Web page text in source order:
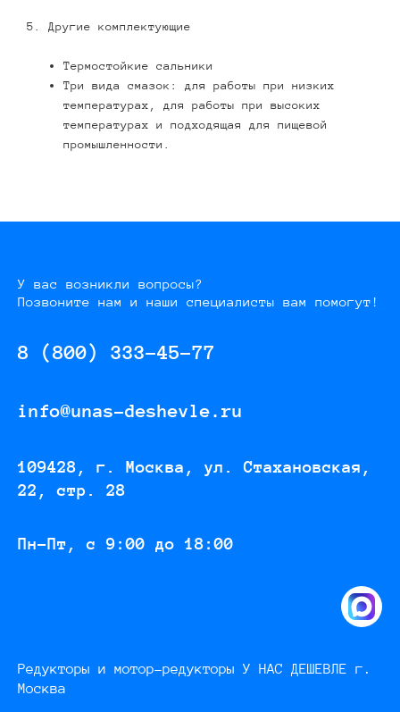
5. Другие комплектующие
Термостойкие сальники
Три вида смазок: для работы при низких
температурах, для работы при высоких
температурах и подходящая для пищевой
промышленности.
У вас возникли вопросы?
Позвоните нам и наши специалисты вам помогут!
8 (800) 333-45-77
info@unas-deshevle.ru
109428, г. Москва, ул. Стахановская,
22, стр. 28
Пн-Пт, с 9:00 до 18:00
Редукторы и мотор-редукторы У НАС ДЕШЕВЛЕ г.
Москва